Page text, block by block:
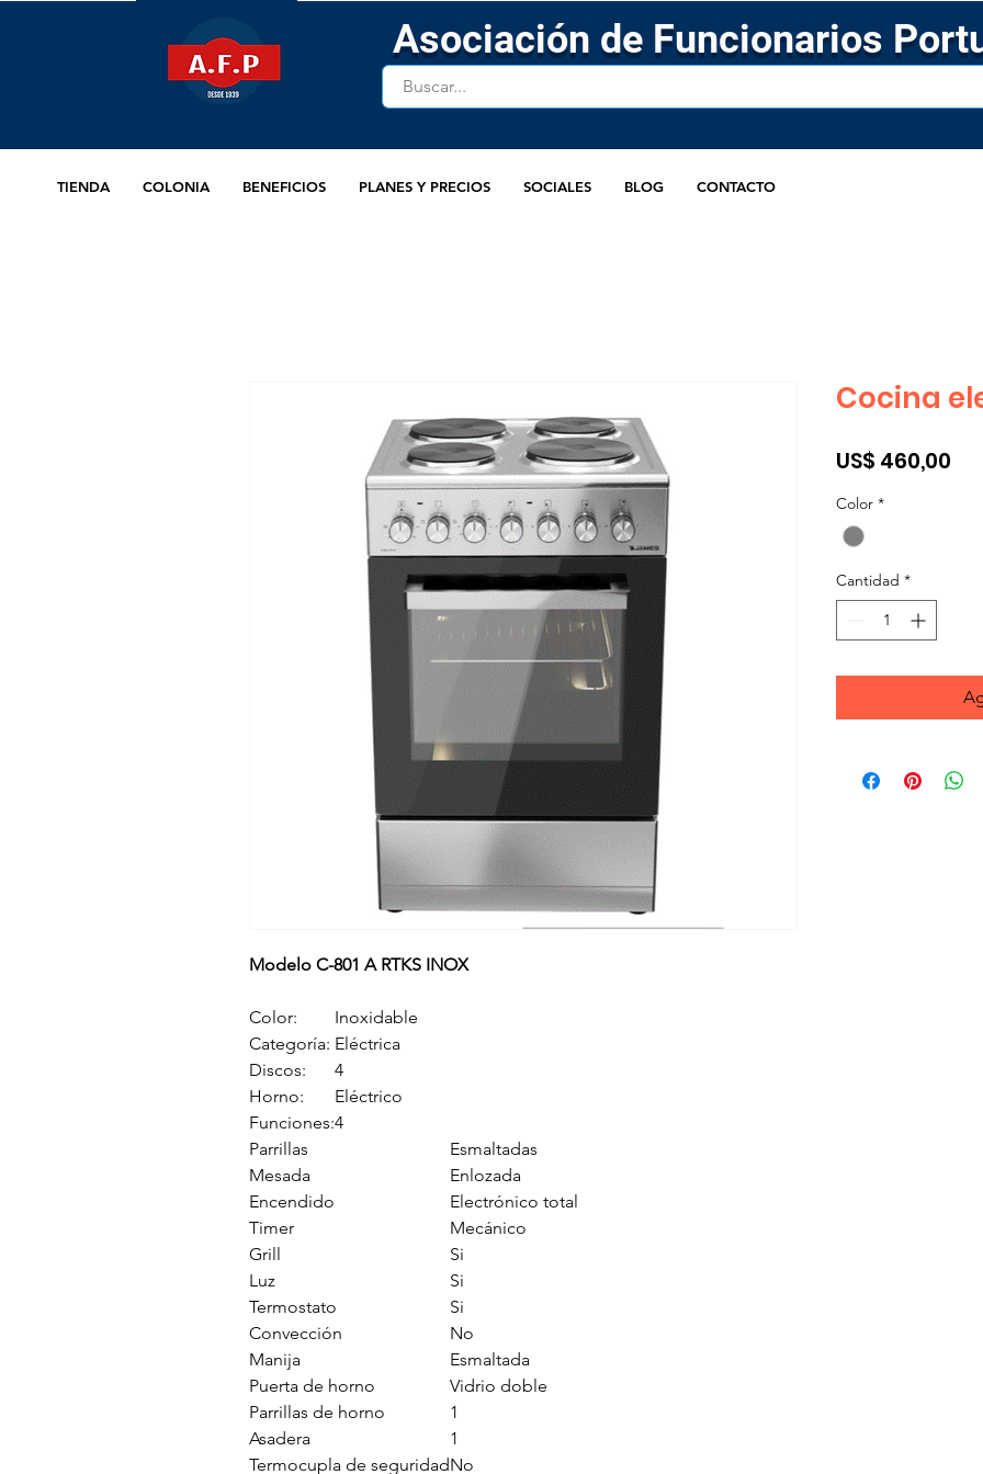
Asociación de Funcionarios
TIENDA COLONIA BENEFICIOS PLANES Y PRECIOS SOCIALES BLOG CONTACTO
Modelo C-801 A RTKS INOX
Color:
Inoxidable
Categoría: Eléctrica
Discos:
4
Horno:
Eléctrico
Funciones:4
Parrillas
Esmaltadas
Mesada
Enlozada
Encendido
Electrónico total
Timer
Mecánico
Grill
Si
Luz
Si
Termostato
Si
Convección
No
Manija
Esmaltada
Puerta de horno
Vidrio doble
Parrillas de horno
1
Asadera
1
Termocupla de seguridadNo
Cocina
US$ 460,00
Color *
Cantidad *